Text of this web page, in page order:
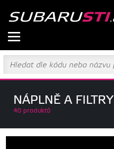
NÁPLNĚ A FILTRY
40 produktů